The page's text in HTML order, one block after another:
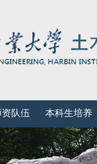
队伍 本科生培养